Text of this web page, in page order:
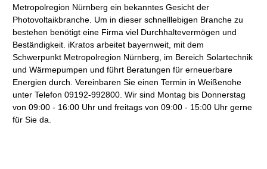
Metropolregion Nürnberg ein bekanntes Gesicht der
Photovoltaikbranche. Um in dieser schnelllebigen Branche zu
bestehen benötigt eine Firma viel Durchhaltevermögen und
Beständigkeit. iKratos arbeitet bayernweit, mit dem
Schwerpunkt Metropolregion Nürnberg, im Bereich Solartechnik
und Wärmepumpen und führt Beratungen für erneuerbare
Energien durch. Vereinbaren Sie einen Termin in Weißenohe
unter Telefon 09192-992800. Wir sind Montag bis Donnerstag
von 09:00 - 16:00 Uhr und freitags von 09:00 - 15:00 Uhr gerne
für Sie da.